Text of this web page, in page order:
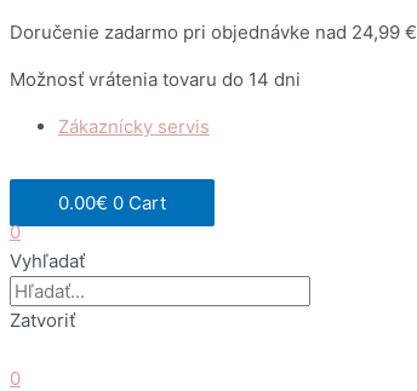
Preskočiť
obsah
Doručenie zadarmo pri objednávke nad 24,99 €
Možnosť vrátenia tovaru do 14 dni
Zákaznícky servis
0.00€ 0 Cart
0
Vyhľadať
Zatvoriť
0